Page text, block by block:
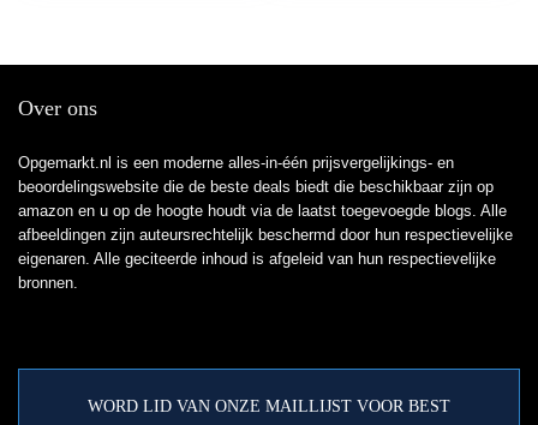
Over ons
Opgemarkt.nl is een moderne alles-in-één prijsvergelijkings- en
beoordelingswebsite die de beste deals biedt die beschikbaar zijn op
amazon en u op de hoogte houdt via de laatst toegevoegde blogs. Alle
afbeeldingen zijn auteursrechtelijk beschermd door hun respectievelijke
eigenaren. Alle geciteerde inhoud is afgeleid van hun respectievelijke
bronnen.
WORD LID VAN ONZE MAILLIJST VOOR BEST